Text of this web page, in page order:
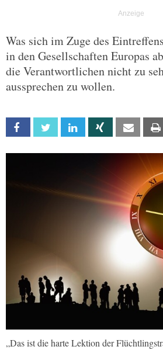
Was sich im Zuge des
in den Gesellschaften Europas
die Verantwortlichen nicht zu
aussprechen zu wollen.
Facebook Twitter Linkedin Xing Email
„Das ist die harte Lektion der